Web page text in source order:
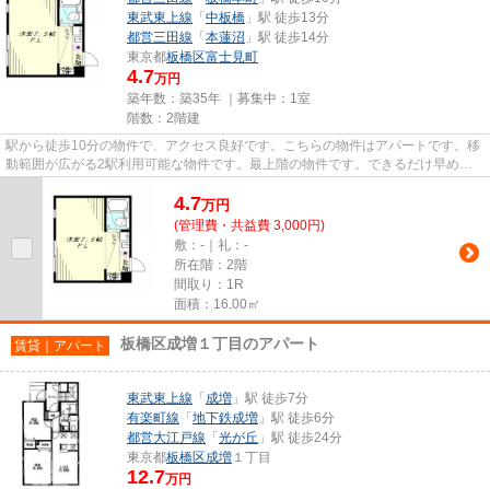
東武東上線 「 中板橋 」駅 徒歩13分
都営三田線 「 本蓮沼 」駅 徒歩14分
東京都板橋区富士見町
4.7万円
築年数：築35年 ｜募集中： 1室
階数：2階建
駅から徒歩10分の物件で、アクセス良好です。こちらの物件はアパートです。移
動範囲が広がる2駅利用可能な物件です。最上階の物件です。できるだけ早めに
4.7万円
(管理費・共益費 3,000円)
敷：-｜礼：-
所在階：2階
間取り：1R
面積：16.00㎡
賃貸｜アパート 板橋区成増１丁目のアパート
東武東上線 「 成増 」駅 徒歩7分
有楽町線 「 地下鉄成増 」駅 徒歩6分
都営大江戸線 「 光が丘 」駅 徒歩24分
東京都板橋区成増 １丁目
12.7万円